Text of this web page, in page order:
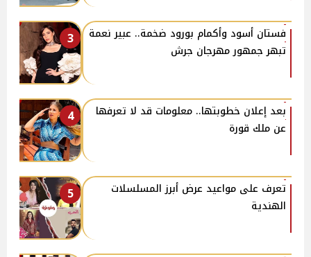
3
فستان أسود وأكمام بورود ضخمة.. عبير نعمة
تبهر جمهور مهرجان جرش
4
بعد إعلان خطوبتها.. معلومات قد لا تعرفها
عن ملك قورة
5
تعرف على مواعيد عرض أبرز المسلسلات
الهندية